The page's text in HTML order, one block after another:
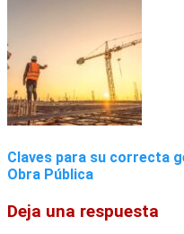
Claves para su correcta
Obra Pública
Deja una respuesta